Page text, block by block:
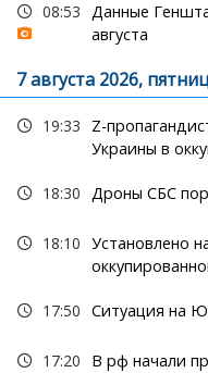
08:53 Данные
августа
7 августа 2026,
19:33
Z-
Украины в
18:30 Дроны СБС
18:10 Установлено
17:50 Ситуация на
17:20 В рф начали